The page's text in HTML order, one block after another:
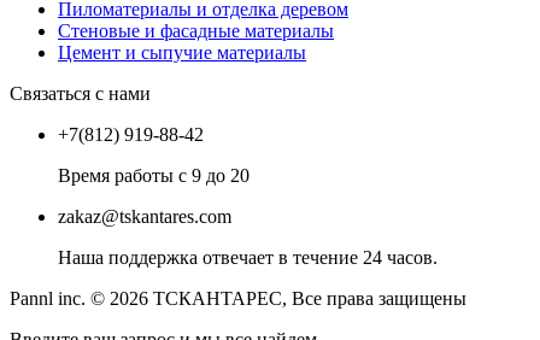
Пиломатериалы и отделка деревом
Стеновые и фасадные материалы
Цемент и сыпучие материалы
Связаться с нами
+7(812) 919-88-42
Время работы с 9 до 20
zakaz@tskantares.com
Наша поддержка отвечает в течение 24 часов.
Pannl inc. © 2026 ТСКАНТАРЕС, Все права защищены